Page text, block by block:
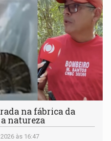
na fábrica da
natureza
às 16:47